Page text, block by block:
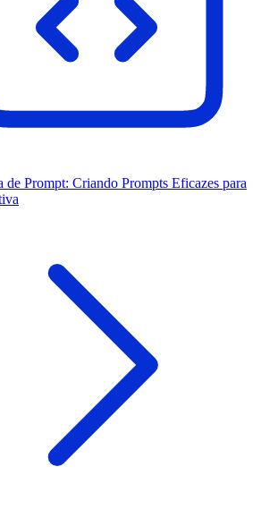
de Prompt: Criando Prompts Eficazes para